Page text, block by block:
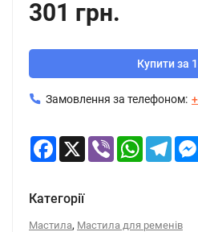
301 грн.
Купити за
Замовлення за телефоном:
Facebook
X Viber WhatsApp
Категорії
Мастила, Мастила для ременів